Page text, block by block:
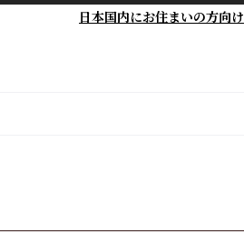
日本国内にお住まいの方向け